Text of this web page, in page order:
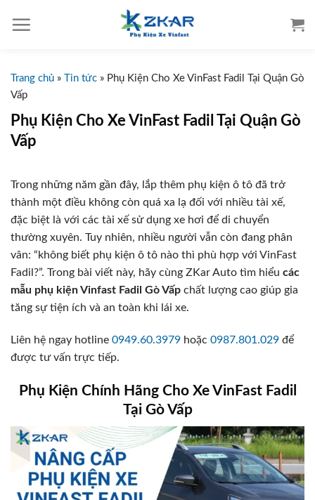
Trang chủ » Tin tức » Phụ Kiện Cho Xe VinFast Fadil Tại Quận Gò
Vấp
Phụ Kiện Cho Xe VinFast Fadil Tại Quận Gò
Vấp
Trong những năm gần đây, lắp thêm phụ kiện ô tô đã trở
thành một điều không còn quá xa lạ đối với nhiều tài xế,
đặc biệt là với các tài xế sử dụng xe hơi để di chuyển
thường xuyên. Tuy nhiên, nhiều người vẫn còn đang phân
vân: “không biết phụ kiện ô tô nào thì phù hợp với VinFast
Fadil?”. Trong bài viết này, hãy cùng ZKar Auto tìm hiểu các
mẫu phụ kiện Vinfast Fadil Gò Vấp chất lượng cao giúp gia
tăng sự tiện ích và an toàn khi lái xe.
Liên hệ ngay hotline 0949.60.3979 hoặc 0987.801.029 để
được tư vấn trực tiếp.
Phụ Kiện Chính Hãng Cho Xe VinFast Fadil
Tại Gò Vấp